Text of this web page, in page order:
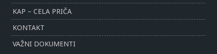
KAP – CELA PRIČA
KONTAKT
VAŽNI DOKUMENTI